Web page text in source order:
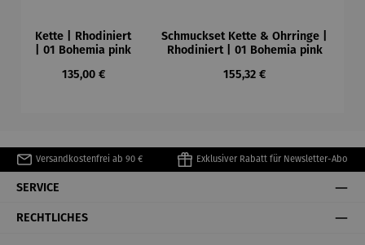
Kette | Rhodiniert
| 01 Bohemia pink
Regulärer Preis:
135,00 €
Schmuckset Kette & Ohrringe |
Rhodiniert | 01 Bohemia pink
Regulärer Preis:
155,32 €
Versandkostenfrei ab 90 € Exklusiver Rabatt für Newsletter-Abo
SERVICE
RECHTLICHES